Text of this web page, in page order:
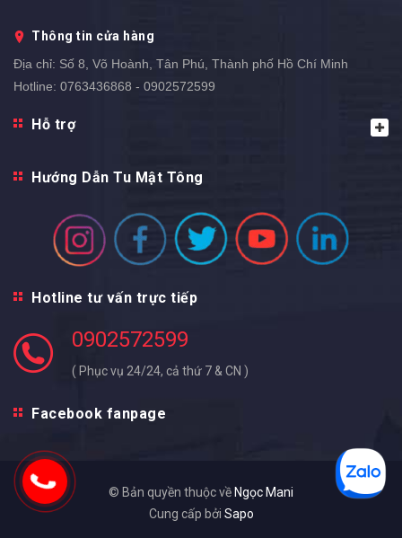
Thông tin cửa hàng
Địa chỉ: Số 8, Võ Hoành, Tân Phú, Thành phố Hồ Chí Minh
Hotline: 0763436868 - 0902572599
Hỗ trợ
Hướng Dẫn Tu Mật Tông
Hotline tư vấn trực tiếp
0902572599
( Phục vụ 24/24, cả thứ 7 & CN )
Facebook fanpage
© Bản quyền thuộc về Ngọc Mani
Cung cấp bởi Sapo